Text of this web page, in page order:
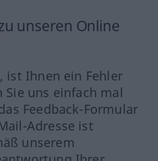
unseren Online
ist Ihnen ein Fehler
uns einfach mal
Feedback-Formular
Adresse ist
unserem